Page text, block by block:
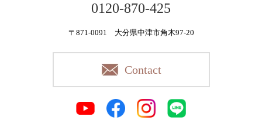
0120-870-425
〒871-0091 大分県中津市角木97-20
Contact